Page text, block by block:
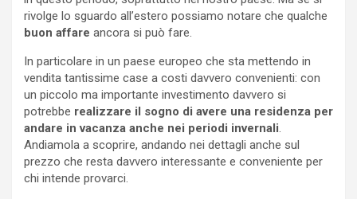
rivolge lo sguardo all’estero possiamo notare che qualche
buon affare ancora si può fare.
In particolare in un paese europeo che sta mettendo in
vendita tantissime case a costi davvero convenienti: con
un piccolo ma importante investimento davvero si
potrebbe realizzare il sogno di avere una residenza per
andare in vacanza anche nei periodi invernali.
Andiamola a scoprire, andando nei dettagli anche sul
prezzo che resta davvero interessante e conveniente per
chi intende provarci.